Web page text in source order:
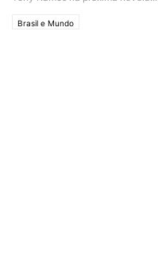
Brasil e Mundo